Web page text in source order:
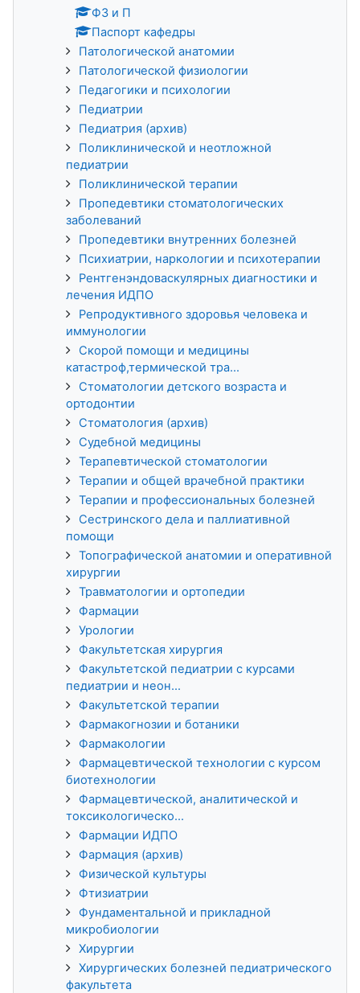
ФЗ и П
Паспорт кафедры
Патологической анатомии
Патологической физиологии
Педагогики и психологии
Педиатрии
Педиатрия (архив)
Поликлинической и неотложной
педиатрии
Поликлинической терапии
Пропедевтики стоматологических
заболеваний
Пропедевтики внутренних болезней
Психиатрии, наркологии и психотерапии
Рентгенэндоваскулярных диагностики и
лечения ИДПО
Репродуктивного здоровья человека и
иммунологии
Скорой помощи и медицины
катастроф,термической тра...
Стоматологии детского возраста и
ортодонтии
Стоматология (архив)
Судебной медицины
Терапевтической стоматологии
Терапии и общей врачебной практики
Терапии и профессиональных болезней
Сестринского дела и паллиативной
помощи
Топографической анатомии и оперативной
хирургии
Травматологии и ортопедии
Фармации
Урологии
Факультетская хирургия
Факультетской педиатрии с курсами
педиатрии и неон...
Факультетской терапии
Фармакогнозии и ботаники
Фармакологии
Фармацевтической технологии с курсом
биотехнологии
Фармацевтической, аналитической и
токсикологическо...
Фармации ИДПО
Фармация (архив)
Физической культуры
Фтизиатрии
Фундаментальной и прикладной
микробиологии
Хирургии
Хирургических болезней педиатрического
факультета